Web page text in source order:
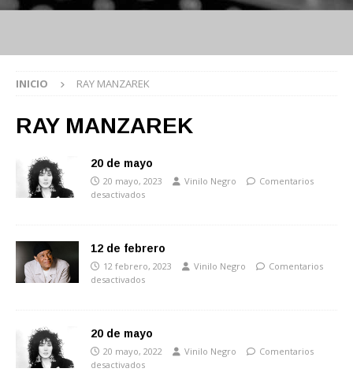
INICIO RAY MANZAREK
RAY MANZAREK
20 de mayo
20 mayo, 2023 Vinilo Negro
Comentarios
desactivados
12 de febrero
12 febrero, 2023 Vinilo Negro
Comentarios
desactivados
20 de mayo
20 mayo, 2022 Vinilo Negro
Comentarios
desactivados